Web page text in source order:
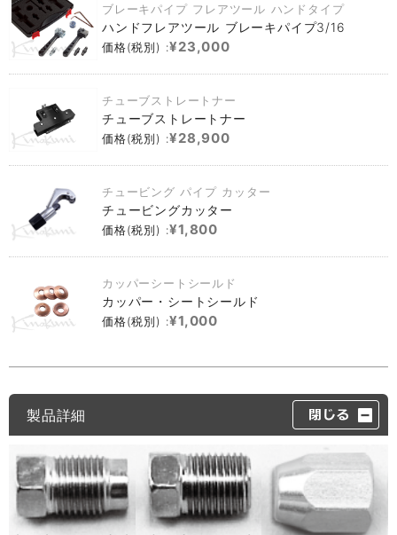
ブレーキパイプ フレアツール ハンドタイプ
ハンドフレアツール ブレーキパイプ3/16
価格(税別) :¥23,000
チューブストレートナー
チューブストレートナー
価格(税別) :¥28,900
チュービング パイプ カッター
チュービングカッター
価格(税別) :¥1,800
カッパーシートシールド
カッパー・シートシールド
価格(税別) :¥1,000
製品詳細